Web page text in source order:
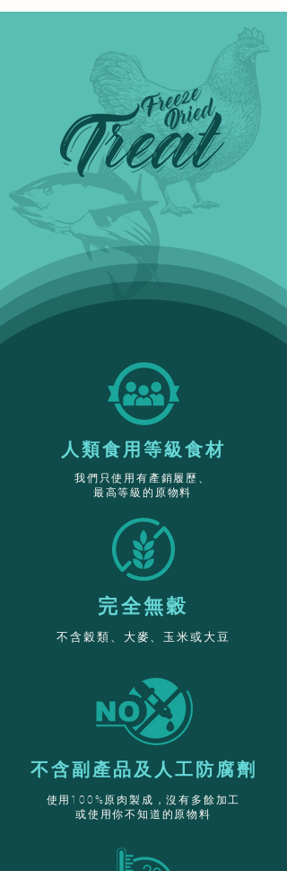
​人類食用等級食材
我們只使用有產銷履歷、
最高等級的原物料
完全無穀
不含穀類、大麥、玉米或大豆
不含副產品及人工防腐劑
使用100%原肉製成，沒有多餘加工
或使用你不知道的原物料